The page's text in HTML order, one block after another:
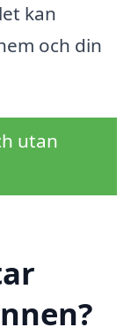
kan
och din
utan